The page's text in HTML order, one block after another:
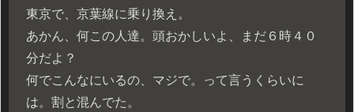
東京で、京葉線に乗り換え。
あかん、何この人達。頭おかしいよ、まだ６時４０
分だよ？
何でこんなにいるの、マジで。って言うくらいに
は。割と混んでた。